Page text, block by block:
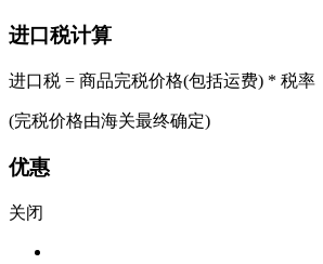
进口税计算
进口税 = 商品完税价格(包括运费) * 税率
(完税价格由海关最终确定)
优惠
关闭